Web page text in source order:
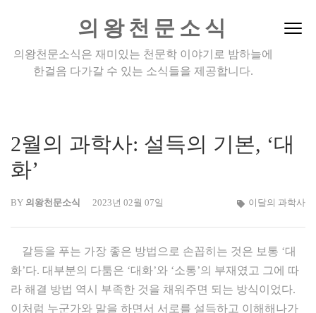
(Press
의왕천문소식
의왕천문소식은 재미있는 천문학 이야기로 밤하늘에
한걸음 다가갈 수 있는 소식들을 제공합니다.
2월의 과학사: 설득의 기본, ‘대
화’
BY 의왕천문소식 2023년 02월 07일 이달의 과학사
갈등을 푸는 가장 좋은 방법으로 손꼽히는 것은 보통 ‘대
화’다. 대부분의 다툼은 ‘대화’와 ‘소통’의 부재였고 그에 따
라 해결 방법 역시 부족한 것을 채워주면 되는 방식이었다.
이처럼 누군가와 말을 하면서 서로를 설득하고 이해해나가